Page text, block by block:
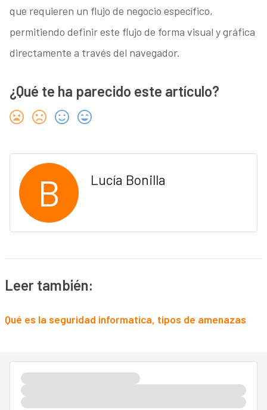
que requieren un flujo de negocio específico,
permitiendo definir este flujo de forma visual y gráfica
directamente a través del navegador.
¿Qué te ha parecido este artículo?
B Lucía Bonilla
Leer también:
Qué es la seguridad informatica, tipos de amenazas